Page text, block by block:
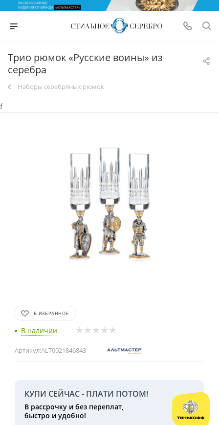
Трио рюмок «Русские воины» из
серебра
Наборы серебряных рюмок
f
В ИЗБРАННОЕ
В наличии
Артикул:ALT0021846843
КУПИ СЕЙЧАС - ПЛАТИ ПОТОМ!
В рассрочку и без переплат,
быстро и удобно!